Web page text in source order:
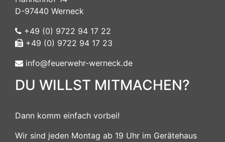
D-97440 Werneck
+49 (0) 9722 94 17 22
+49 (0) 9722 94 17 23
info@feuerwehr-werneck.de
DU WILLST MITMACHEN?
Dann komm einfach vorbei!
Wir sind jeden Montag ab 19 Uhr im Gerätehaus